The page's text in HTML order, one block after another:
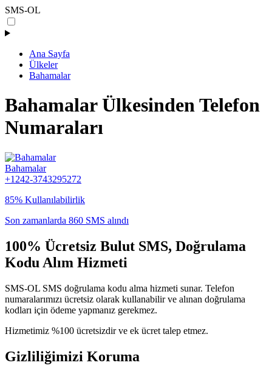
SMS-OL
Ana Sayfa
Ülkeler
Bahamalar
Bahamalar Ülkesinden Telefon
Numaraları
Bahamalar
+1242-3743295272
85% Kullanılabilirlik
Son zamanlarda 860 SMS alındı
100% Ücretsiz Bulut SMS, Doğrulama
Kodu Alım Hizmeti
SMS-OL SMS doğrulama kodu alma hizmeti sunar. Telefon
numaralarımızı ücretsiz olarak kullanabilir ve alınan doğrulama
kodları için ödeme yapmanız gerekmez.
Hizmetimiz %100 ücretsizdir ve ek ücret talep etmez.
Gizliliğimizi Koruma